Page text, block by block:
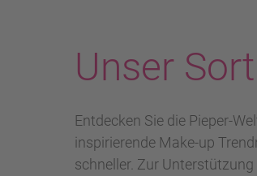
Unser
Entdecken Sie die Pieper-
inspirierende Make-up
schneller. Zur